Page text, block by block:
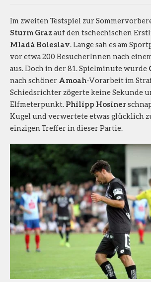
Im zweiten Testspiel zur
Sturm Graz auf den tschechischen
Mladá Boleslav. Lange sah es am
vor etwa 200 BesucherInnen nach
aus. Doch in der 81. Spielminute wurde
nach schöner Amoah-Vorarbeit im
Schiedsrichter zögerte keine Sekunde
Elfmeterpunkt. Philipp Hosiner
Kugel und verwertete etwas glücklich
einzigen Treffer in dieser Partie.